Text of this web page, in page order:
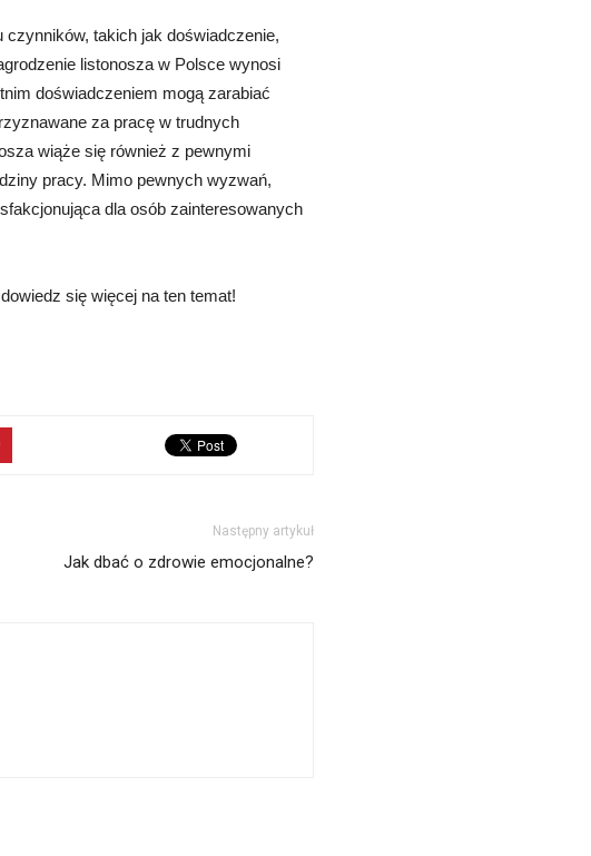
takich jak doświadczenie,
listonosza w Polsce wynosi
doświadczeniem mogą zarabiać
za pracę w trudnych
wiąże się również z pewnymi
pracy. Mimo pewnych wyzwań,
dla osób zainteresowanych
się więcej na ten temat!
Następny artykuł
Jak dbać o zdrowie emocjonalne?